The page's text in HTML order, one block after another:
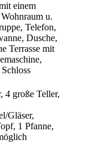
einem
u.
Telefon,
Dusche,
Terrasse mit
4 große Teller,
Gläser,
1 Pfanne,